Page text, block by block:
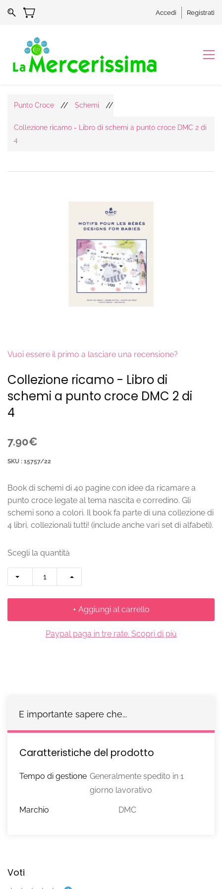
Accedi Registrati
Punto Croce // Schemi //
Collezione ricamo - Libro di schemi a punto croce DMC 2 di
4
Vuoi essere il primo a lasciare una recensione?
Collezione ricamo - Libro di
schemi a punto croce DMC 2 di
4
7.90€
SKU : 15757/22
Book di schemi di 40 pagine con idee da ricamare a
punto croce legate al tema nascita e corredino. Gli
schemi sono a colori. Il book fa parte di una collezione di
4 libri, collezionali tutti! (include anche vari set di alfabeti).
Scegli la quantità
+ Aggiungi al carrello
Paypal paga in tre rate. Scopri di più
E importante sapere che...
Caratteristiche del prodotto
Tempo di gestione Generalmente spedito in 1
giorno lavorativo
Marchio DMC
Voti